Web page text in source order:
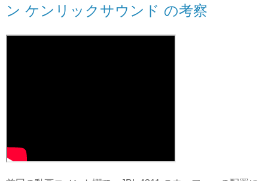
ン ケンリックサウンド の考察